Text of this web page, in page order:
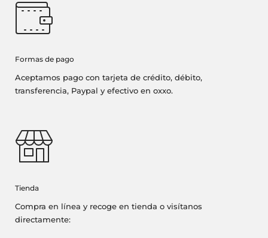
Formas de pago
Aceptamos pago con tarjeta de crédito, débito,
transferencia, Paypal y efectivo en oxxo.
Tienda
Compra en línea y recoge en tienda o visítanos
directamente: